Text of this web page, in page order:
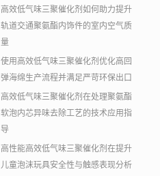
高效低气味三聚催化剂如何助力提升
轨道交通聚氨酯内饰件的室内空气质
量
使用高效低气味三聚催化剂优化高回
弹海绵生产流程并满足严苛环保出口
高效低气味三聚催化剂在处理聚氨酯
软泡内芯异味去除工艺的技术应用指
导
高性能高效低气味三聚催化剂在提升
儿童泡沫玩具安全性与触感表现分析